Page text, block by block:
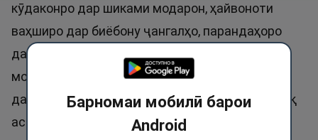
кӯдаконро дар шиками модарон, ҳайвоноти
ваҳширо дар биёбону ҷангалҳо, парандаҳоро
дар қуллаҳои куҳҳо ва дар лонаҳояш ва
моҳиҳоро дар қаъри об ризқ медиҳад. Ин ном
дар ҳадиси саҳеҳ собит шудааст: «Аллоҳ розиқ
аст». Ривояти Аҳмад.
Барномаи мобилӣ барои
Android